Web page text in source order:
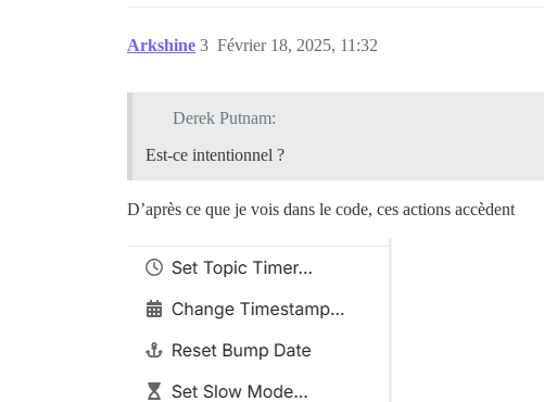
Arkshine Février 18, 2025, 11:32
3
Derek Putnam:
Est-ce intentionnel ?
D’après ce que je vois dans le code, ces actions accèdent